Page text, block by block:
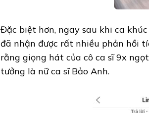
Đặc biệt hơn, ngay sau khi ca
đã nhận được rất nhiều phản hồi
rằng giọng hát của cô ca sĩ 9x
tưởng là nữ ca sĩ Bảo Anh.